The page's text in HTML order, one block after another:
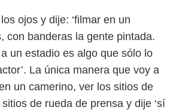
ojos y dije: ‘filmar en un
con banderas la gente pintada.
un estadio es algo que sólo lo
La única manera que voy a
un camerino, ver los sitios de
de rueda de prensa y dije ‘sí